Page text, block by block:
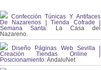
Confección Túnicas Y Antifaces
De Nazarenos | Tienda Cofrade |
Semana Santa: La Casa del
Nazareno.
Diseño Páginas Web Sevilla |
Creación Tiendas Online |
Posicionamiento:AndaluNet